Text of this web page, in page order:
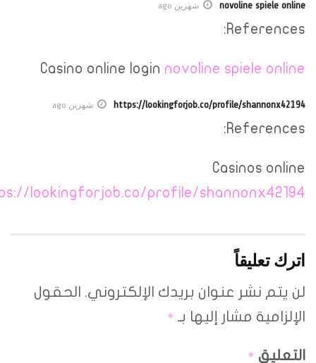
novoline spiele شهرين ago
Casino online loginnovoline spiele
https://lookingforjob.co/profile/ شهرين ago
Casinos
https://lookingforjob.co/profile/
تعليقاً
نشر عنوان بريدك الإلكتروني. الحقول
مشار إليها بـ*
*